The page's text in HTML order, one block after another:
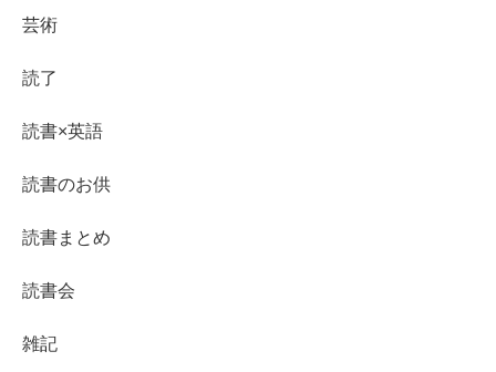
芸術
読了
読書×英語
読書のお供
読書まとめ
読書会
雑記